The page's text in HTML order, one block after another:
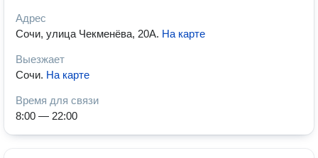
Адрес
Сочи, улица Чекменёва, 20А. На карте
Выезжает
Сочи. На карте
Время для связи
8:00 — 22:00